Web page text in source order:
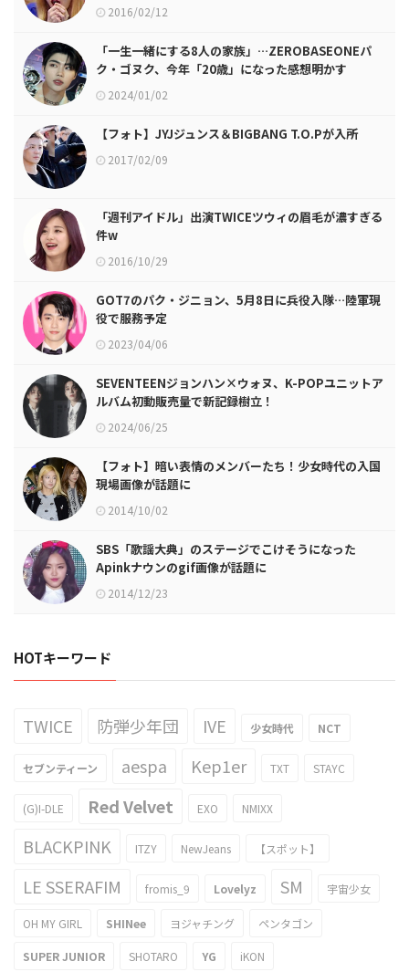
2016/02/12
「一生一緒にする8人の家族」…ZEROBASEONEパ
ク・ゴヌク、今年「20歳」になった感想明かす
2024/01/02
【フォト】JYJジュンス＆BIGBANG T.O.Pが入所
2017/02/09
「週刊アイドル」出演TWICEツウィの眉毛が濃すぎる
件w
2016/10/29
GOT7のパク・ジニョン、5月8日に兵役入隊…陸軍現
役で服務予定
2023/04/06
SEVENTEENジョンハン×ウォヌ、K-POPユニットア
ルバム初動販売量で新記録樹立！
2024/06/25
【フォト】暗い表情のメンバーたち！少女時代の入国
現場画像が話題に
2014/10/02
SBS「歌謡大典」のステージでこけそうになった
Apinkナウンのgif画像が話題に
2014/12/23
HOTキーワード
TWICE 防弾少年団 IVE 少女時代 NCT
セブンティーン aespa Kep1er TXT STAYC
(G)I-DLE Red Velvet EXO NMIXX
BLACKPINK ITZY NewJeans 【スポット】
LE SSERAFIM fromis_9 Lovelyz SM 宇宙少女
OH MY GIRL SHINee ヨジャチング ペンタゴン
SUPER JUNIOR SHOTARO YG iKON